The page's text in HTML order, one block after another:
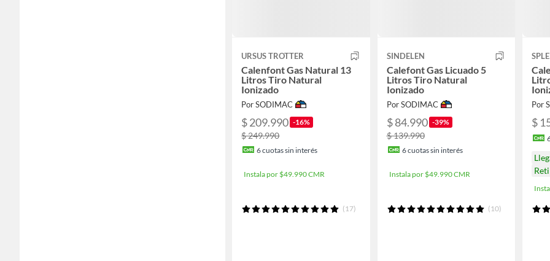
URSUS TROTTER
Calenfont Gas Natural 13
Litros Tiro Natural
Ionizado
Por SODIMAC
$ 209.990 -16%
$ 249.990
6cuotas sin interés
Instala por $49.990 CMR
(17)
SINDELEN
Calefont Gas Licuado 5
Litros Tiro Natural
Ionizado
Por SODIMAC
$ 84.990 -39%
$ 139.990
6cuotas sin interés
Instala por $49.990 CMR
(10)
Por
$